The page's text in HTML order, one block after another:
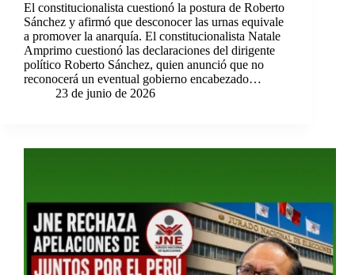
El constitucionalista cuestionó la postura de Roberto
Sánchez y afirmó que desconocer las urnas equivale
a promover la anarquía. El constitucionalista Natale
Amprimo cuestionó las declaraciones del dirigente
político Roberto Sánchez, quien anunció que no
reconocerá un eventual gobierno encabezado…
23 de junio de 2026